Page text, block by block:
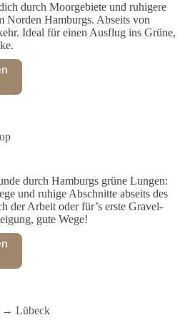
durch Moorgebiete und ruhigere
Norden Hamburgs. Abseits von
Ideal für einen Ausflug ins Grüne,
durch Hamburgs grüne Lungen:
und ruhige Abschnitte abseits des
der Arbeit oder für’s erste Gravel-
gute Wege!
→ Lübeck